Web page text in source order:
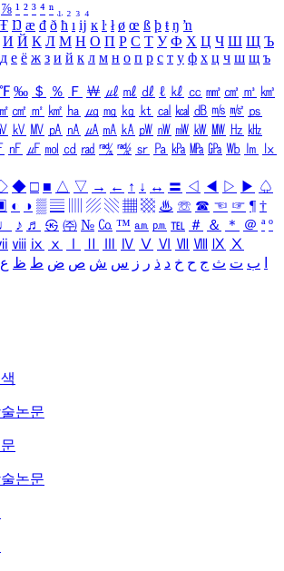
⅞ ¹ ² ³ ⁴ ⁿ ₁ ₂ ₃ ₄
Ŧ Ŋ æ đ ð ħ ı ĳ ĸ ŀ ł ø œ ß þ ŧ ŋ ŉ
И Й К Л М Н О П Р С Т У Ф Х Ц Ч Ш Щ Ъ
д е ё ж з и й к л м н о п р с т у ф х ц ч ш щ ъ
℉ ‰ ＄ ％ Ｆ ￦ ㎕ ㎖ ㎗ ℓ ㎘ ㏄ ㎣ ㎤ ㎥ ㎦
㎠ ㎡ ㎢ ㏊ ㎍ ㎎ ㎏ ㏏ ㎈ ㎉ ㏈ ㎧ ㎨ ㎰
㎸ ㎹ ㎀ ㎁ ㎂ ㎃ ㎄ ㎺ ㎻ ㎽ ㎾ ㎿ ㎐ ㎑
㎋ ㎌ ㏖ ㏅ ㎭ ㎮ ㎯ ㏛ ㎩ ㎪ ㎫ ㎬ ㏝ ㏐
㏓
◆ □ ■ △ ▽ → ← ↑ ↓ ↔ 〓 ◁ ◀ ▷ ▶ ♤
◐ ◑ ▒ ▤ ▨ ▧ ▦ ▩ ♨ ☏ ☎ ☜ ☞ ¶ †
♪ ♬ ㉿ ㈜ № ㏇ ™ ㏂ ㏘ ℡ ＃ ＆ ＊ ＠ ª º
ⅷ ⅸ ⅹ Ⅳ Ⅴ Ⅵ Ⅶ Ⅷ Ⅸ Ⅹ
ب ت ث ج ح خ د ذ ر ز س ش ص ض ط ظ ع
논문
논문